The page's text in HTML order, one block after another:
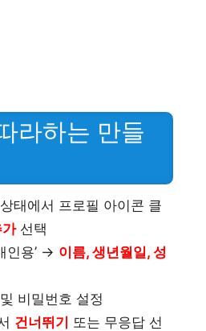
라하는 만들
태에서 프로필 아이콘 클
선택
인용’ → 이름, 생년월일, 성
비밀번호 설정
건너뛰기 또는 무응답 선